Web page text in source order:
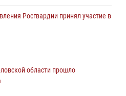
Росгвардии принял участие в
области прошло